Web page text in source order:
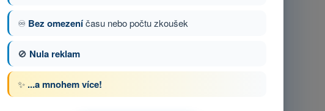
52 z 136
♾️ Bez omezeníčasu nebo počtu zkoušek
🚫 Nula reklam
✨ ...a mnohem více!